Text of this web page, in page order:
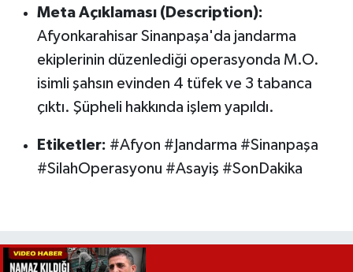
Meta Açıklaması (Description):
Afyonkarahisar Sinanpaşa'da jandarma
ekiplerinin düzenlediği operasyonda M.O.
isimli şahsın evinden 4 tüfek ve 3 tabanca
çıktı. Şüpheli hakkında işlem yapıldı.
Etiketler: #Afyon #Jandarma #Sinanpaşa
#SilahOperasyonu #Asayiş #SonDakika